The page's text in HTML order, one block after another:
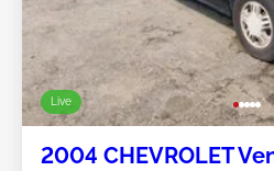
Live
2004 CHEVROLET